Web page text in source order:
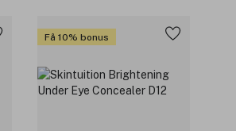
Få 10% bonus